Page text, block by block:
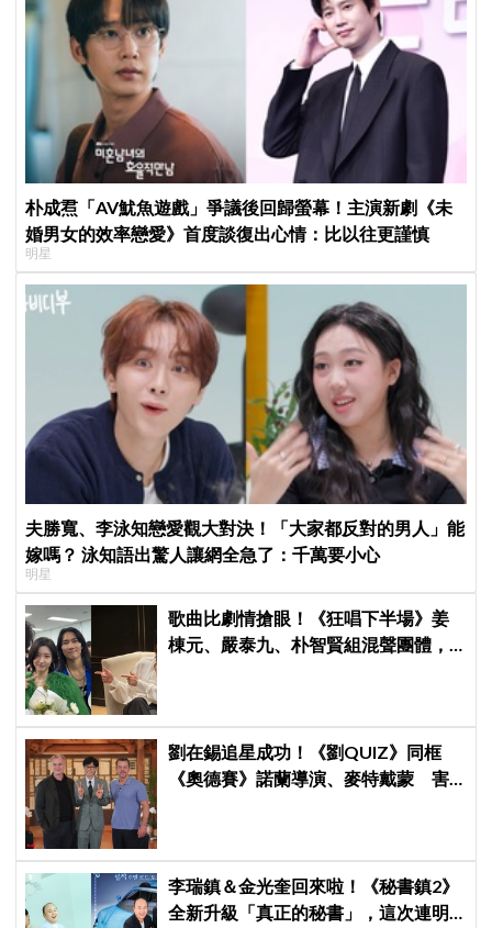
朴成焄「AV魷魚遊戲」爭議後回歸螢幕！主演新劇《未
婚男女的效率戀愛》首度談復出心情：比以往更謹慎
明星
夫勝寬、李泳知戀愛觀大對決！「大家都反對的男人」能
嫁嗎？ 泳知語出驚人讓網全急了：千萬要小心
明星
歌曲比劇情搶眼！《狂唱下半場》姜
棟元、嚴泰九、朴智賢組混聲團體，
劉在錫追星成功！《劉QUIZ》同框
《奧德賽》諾蘭導演、麥特戴蒙 害
李瑞鎮＆金光奎回來啦！《秘書鎮2》
全新升級「真正的秘書」，這次連明